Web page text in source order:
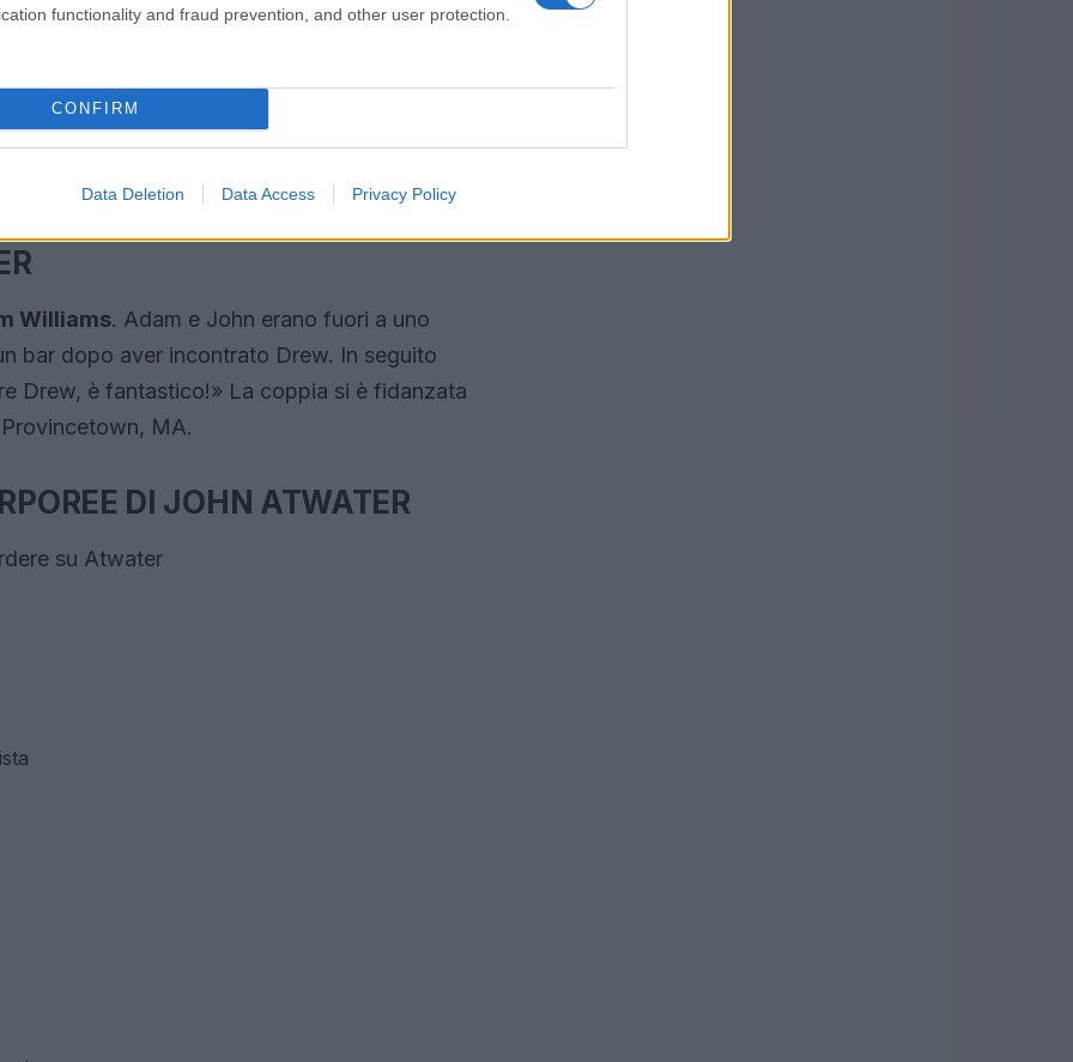
functionality and fraud prevention, and other user protection.
CONFIRM
Data Deletion Data Access Privacy Policy
Williams. Adam e John erano fuori a uno
bar dopo aver incontrato Drew. In seguito
Drew, è fantastico!» La coppia si è fidanzata
MA.
DI JOHN ATWATER
su Atwater